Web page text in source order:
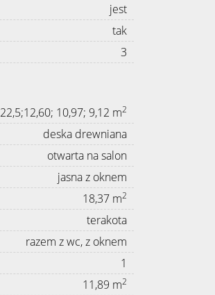
jest
tak
3
22,5;12,60; 10,97; 9,12 m2
deska drewniana
otwarta na salon
jasna z oknem
18,37 m2
terakota
razem z wc, z oknem
1
11,89 m2